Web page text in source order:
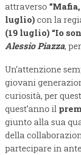
attraverso
luglio)con la
(19 luglio) “Io
Alessio Piazza,
Un’attenzione
giovani
curiosità, per
quest’anno il
giunto alla sua
della
partecipare in